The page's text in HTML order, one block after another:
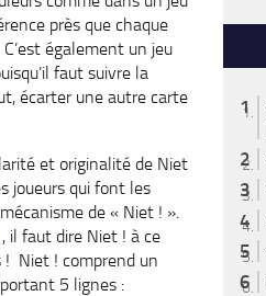
près que chaque
également un jeu
faut suivre la
écarter une autre carte
et originalité de Niet
joueurs qui font les
de « Niet ! ».
, il faut dire Niet ! à ce
! Niet ! comprend un
5 lignes :